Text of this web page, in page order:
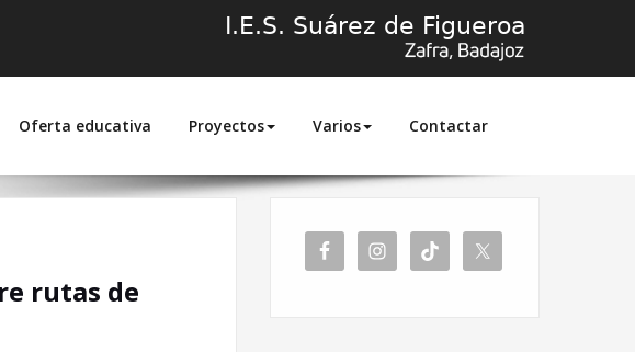
Oferta educativa Proyectos Varios Contactar
rutas de